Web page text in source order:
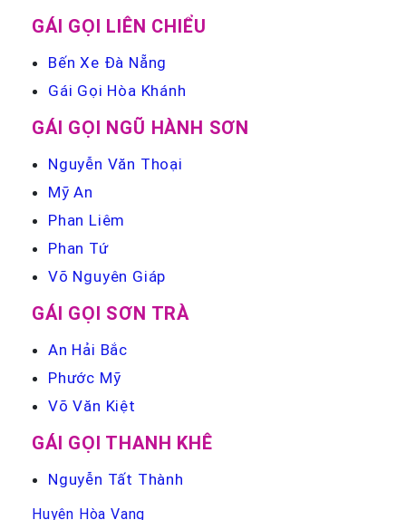
GÁI GỌI LIÊN CHIỂU
Bến Xe Đà Nẵng
Gái Gọi Hòa Khánh
GÁI GỌI NGŨ HÀNH SƠN
Nguyễn Văn Thoại
Mỹ An
Phan Liêm
Phan Tứ
Võ Nguyên Giáp
GÁI GỌI SƠN TRÀ
An Hải Bắc
Phước Mỹ
Võ Văn Kiệt
GÁI GỌI THANH KHÊ
Nguyễn Tất Thành
Huyện Hòa Vang